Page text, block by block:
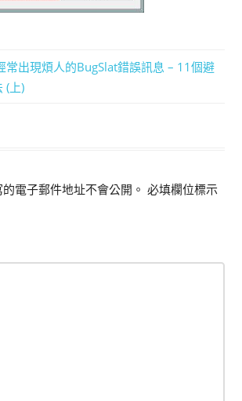
常出現煩人的BugSlat錯誤訊息 – 11個避
(上)
電子郵件地址不會公開。 必填欄位標示